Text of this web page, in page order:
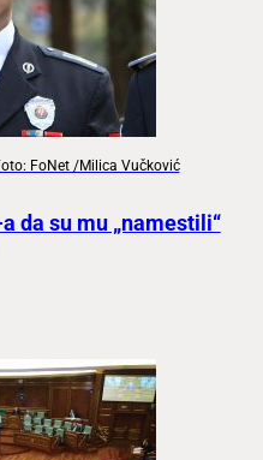
FoNet /Milica Vučković
da su mu „namestili“